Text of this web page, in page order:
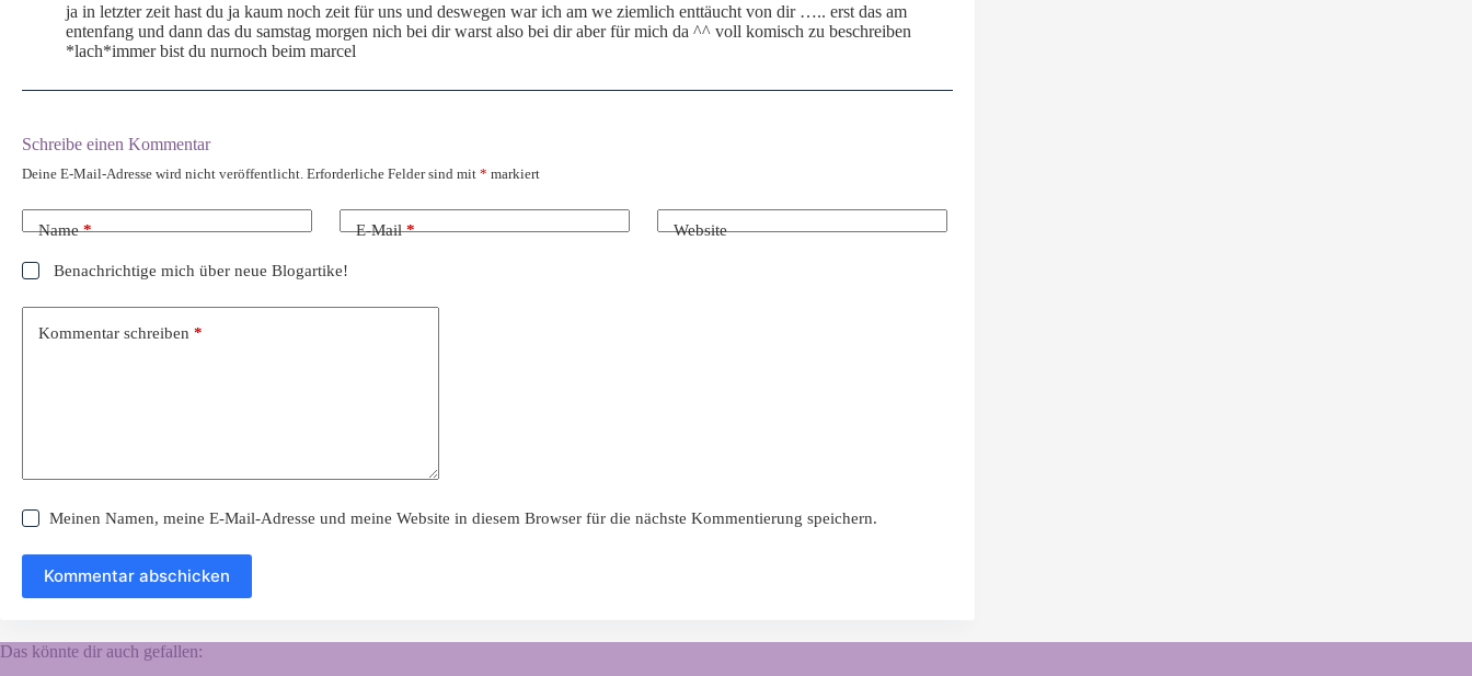
ja in letzter zeit hast du ja kaum noch zeit für uns und deswegen war ich am we ziemlich enttäucht von dir ….. erst das am
entenfang und dann das du samstag morgen nich bei dir warst also bei dir aber für mich da ^^ voll komisch zu beschreiben
*lach*immer bist du nurnoch beim marcel
Schreibe einen Kommentar
Deine E-Mail-Adresse wird nicht veröffentlicht. Erforderliche Felder sind mit * markiert
Name* E-Mail* Website
Benachrichtige mich über neue Blogartike!
Kommentar schreiben *
Meinen Namen, meine E-Mail-Adresse und meine Website in diesem Browser für die nächste Kommentierung speichern.
Kommentar abschicken
Das könnte dir auch gefallen: